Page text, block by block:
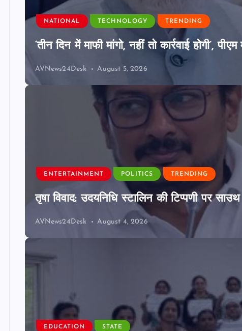
NATIONAL TECHNOLOGY TRENDING
‘तीन दिन में माफी मांगो, नहीं तो कार्रवाई होगी’,
AVNews24Desk August 5, 2026
ENTERTAINMENT POLITICS TRENDING
तृषा विवाद: उदयनिधि स्टालिन की टिप्पणी पर
AVNews24Desk August 4, 2026
EDUCATION STATE